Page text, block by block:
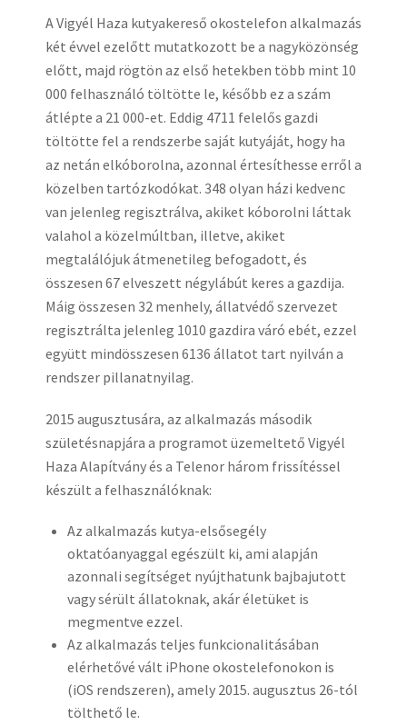
A Vigyél Haza kutyakereső okostelefon alkalmazás
két évvel ezelőtt mutatkozott be a nagyközönség
előtt, majd rögtön az első hetekben több mint 10
000 felhasználó töltötte le, később ez a szám
átlépte a 21 000-et. Eddig 4711 felelős gazdi
töltötte fel a rendszerbe saját kutyáját, hogy ha
az netán elkóborolna, azonnal értesíthesse erről a
közelben tartózkodókat. 348 olyan házi kedvenc
van jelenleg regisztrálva, akiket kóborolni láttak
valahol a közelmúltban, illetve, akiket
megtalálójuk átmenetileg befogadott, és
összesen 67 elveszett négylábút keres a gazdija.
Máig összesen 32 menhely, állatvédő szervezet
regisztrálta jelenleg 1010 gazdira váró ebét, ezzel
együtt mindösszesen 6136 állatot tart nyilván a
rendszer pillanatnyilag.
2015 augusztusára, az alkalmazás második
születésnapjára a programot üzemeltető Vigyél
Haza Alapítvány és a Telenor három frissítéssel
készült a felhasználóknak:
Az alkalmazás kutya-elsősegély
oktatóanyaggal egészült ki, ami alapján
azonnali segítséget nyújthatunk bajbajutott
vagy sérült állatoknak, akár életüket is
megmentve ezzel.
Az alkalmazás teljes funkcionalitásában
elérhetővé vált iPhone okostelefonokon is
(iOS rendszeren), amely 2015. augusztus 26-tól
tölthető le.